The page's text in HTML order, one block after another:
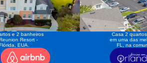
e 2 banheiros
Resort -
EUA.
Casa 2
em uma das
FL, na